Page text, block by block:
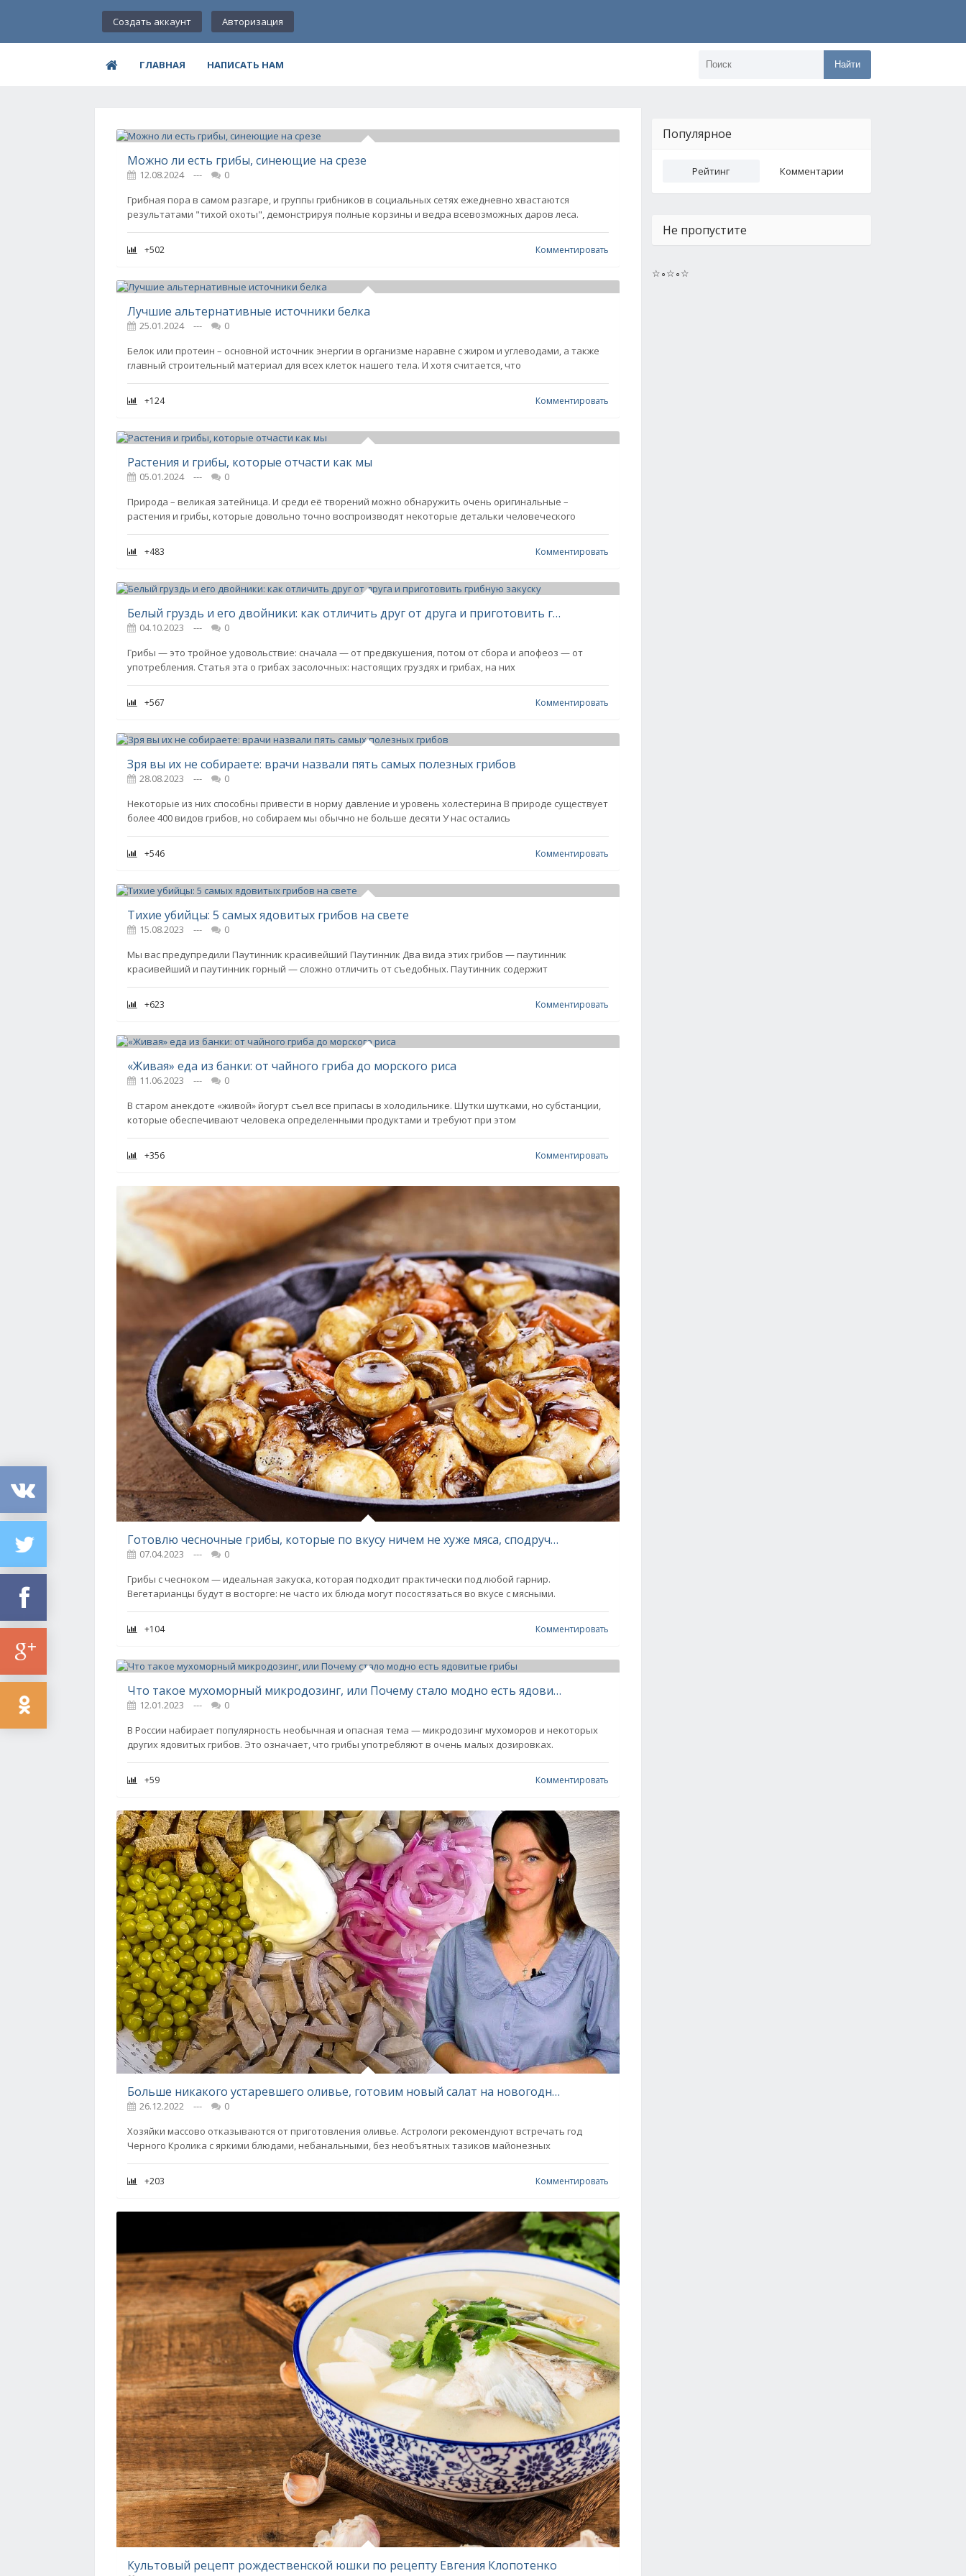
Создать аккаунт Авторизация
ГЛАВНАЯ НАПИСАТЬ НАМ Найти
Можно ли есть грибы, синеющие на срезе
12.08.2024 ---
0
Грибная пора в самом разгаре, и группы грибников в социальных сетях ежедневно хвастаются
результатами "тихой охоты", демонстрируя полные корзины и ведра всевозможных даров леса.
+502 Комментировать
Лучшие альтернативные источники белка
25.01.2024 ---
0
Белок или протеин – основной источник энергии в организме наравне с жиром и углеводами, а также
главный строительный материал для всех клеток нашего тела. И хотя считается, что
+124 Комментировать
Растения и грибы, которые отчасти как мы
05.01.2024 ---
0
Природа – великая затейница. И среди её творений можно обнаружить очень оригинальные –
растения и грибы, которые довольно точно воспроизводят некоторые детальки человеческого
+483 Комментировать
Белый груздь и его двойники: как отличить друг от друга и приготовить грибную закуску
04.10.2023 ---
0
Грибы — это тройное удовольствие: сначала — от предвкушения, потом от сбора и апофеоз — от
употребления. Статья эта о грибах засолочных: настоящих груздях и грибах, на них
+567 Комментировать
Зря вы их не собираете: врачи назвали пять самых полезных грибов
28.08.2023 ---
0
Некоторые из них способны привести в норму давление и уровень холестерина В природе существует
более 400 видов грибов, но собираем мы обычно не больше десяти У нас остались
+546 Комментировать
Тихие убийцы: 5 самых ядовитых грибов на свете
15.08.2023 ---
0
Мы вас предупредили Паутинник красивейший Паутинник Два вида этих грибов — паутинник
красивейший и паутинник горный — сложно отличить от съедобных. Паутинник содержит
+623 Комментировать
«Живая» еда из банки: от чайного гриба до морского риса
11.06.2023 ---
0
В старом анекдоте «живой» йогурт съел все припасы в холодильнике. Шутки шутками, но субстанции,
которые обеспечивают человека определенными продуктами и требуют при этом
+356 Комментировать
Готовлю чесночные грибы, которые по вкусу ничем не хуже мяса, сподручный рецепт
07.04.2023 ---
0
Грибы с чесноком — идеальная закуска, которая подходит практически под любой гарнир.
Вегетарианцы будут в восторге: не часто их блюда могут посостязаться во вкусе с мясными.
+104 Комментировать
Что такое мухоморный микродозинг, или Почему стало модно есть ядовитые грибы
12.01.2023 ---
0
В России набирает популярность необычная и опасная тема — микродозинг мухоморов и некоторых
других ядовитых грибов. Это означает, что грибы употребляют в очень малых дозировках.
+59 Комментировать
Больше никакого устаревшего оливье, готовим новый салат на новогодний стол
26.12.2022 ---
0
Хозяйки массово отказываются от приготовления оливье. Астрологи рекомендуют встречать год
Черного Кролика с яркими блюдами, небанальными, без необъятных тазиков майонезных
+203 Комментировать
Культовый рецепт рождественской юшки по рецепту Евгения Клопотенко
Популярное
Рейтинг Комментарии
Не пропустите
☆∘☆∘☆